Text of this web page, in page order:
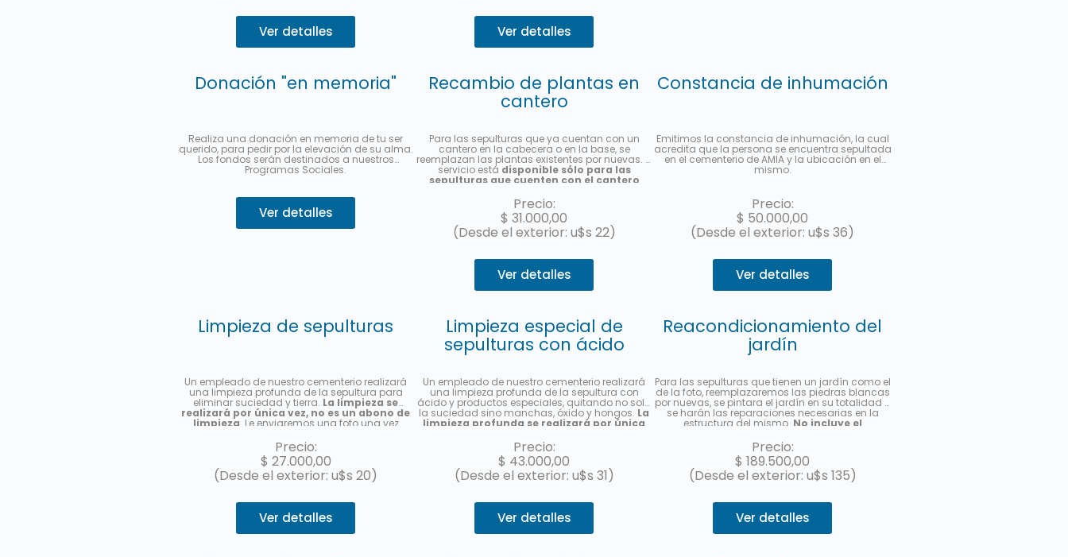
Ver detalles Ver detalles
Donación "en memoria"
Realiza una donación en memoria de tu ser
querido, para pedir por la elevación de su alma.
Los fondos serán destinados a nuestros
Programas Sociales.
Ver detalles
Recambio de plantas en
cantero
Para las sepulturas que ya cuentan con un
cantero en la cabecera o en la base, se
reemplazan las plantas existentes por nuevas. El
servicio está disponible sólo para las
sepulturas que cuenten con el cantero
Se colocarán plantas de estación, la foto es
meramente ilustrativa. Se enviará una foto del
servicio una vez finalizado.
Precio:
$ 31.000,00
(Desde el exterior: u$s 22)
Ver detalles
Constancia de inhumación
Emitimos la constancia de inhumación, la cual
acredita que la persona se encuentra sepultada
en el cementerio de AMIA y la ubicación en el
mismo.
Precio:
$ 50.000,00
(Desde el exterior: u$s 36)
Ver detalles
Limpieza de sepulturas
Un empleado de nuestro cementerio realizará
una limpieza profunda de la sepultura para
eliminar suciedad y tierra. La limpieza se
realizará por única vez, no es un abono de
limpieza . Le enviaremos una foto una vez
Precio:
$ 27.000,00
(Desde el exterior: u$s 20)
Ver detalles
Limpieza especial de
sepulturas con ácido
Un empleado de nuestro cementerio realizará
una limpieza profunda de la sepultura con
ácido y productos especiales, quitando no solo
la suciedad sino manchas, óxido y hongos. La
limpieza profunda se realizará por única
enviaremos una foto una vez finalizado el
servicio.
Precio:
$ 43.000,00
(Desde el exterior: u$s 31)
Ver detalles
Reacondicionamiento del
jardín
Para las sepulturas que tienen un jardín como el
de la foto, reemplazaremos las piedras blancas
por nuevas, se pintara el jardín en su totalidad y
se harán las reparaciones necesarias en la
estructura del mismo. No incluye el
nombre y los datos del fallecido.
cuotas sin interés con MercadoPago.
Precio:
$ 189.500,00
(Desde el exterior: u$s 135)
Ver detalles